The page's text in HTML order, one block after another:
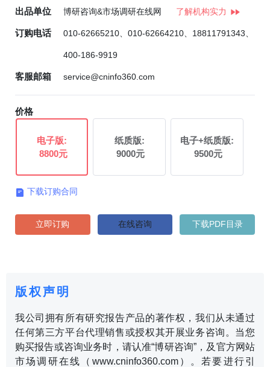
出品单位 博研咨询&市场调研在线网 了解机构实力
订购电话 010-62665210、010-62664210、18811791343、
400-186-9919
客服邮箱 service@cninfo360.com
价格
电子版:
8800元
纸质版:
9000元
电子+纸质版:
9500元
 下载订购合同
立即订购 在线咨询 下载PDF目录
版权声明
我公司拥有所有研究报告产品的著作权，我们从未通过
任何第三方平台代理销售或授权其开展业务咨询。当您
购买报告或咨询业务时，请认准“博研咨询”，及官方网站
市场调研在线（www.cninfo360.com）。若要进行引